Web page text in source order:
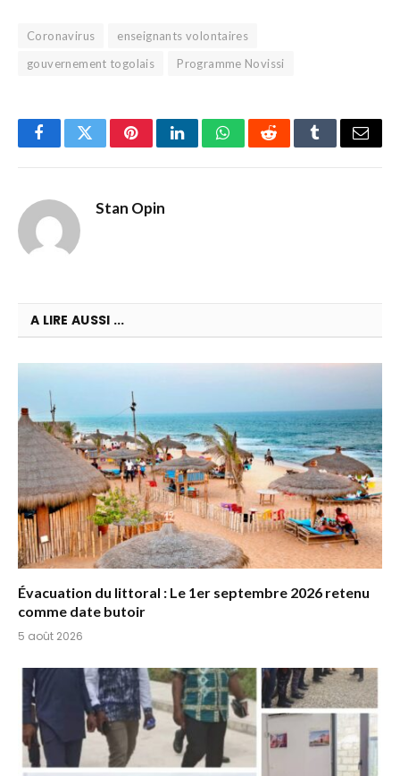
Coronavirus
enseignants volontaires
gouvernement togolais
Programme Novissi
FacebookTwitterPinterestLinkedInWhatsAppRedditTumblrEmail
Stan Opin
A LIRE AUSSI ...
Évacuation du littoral : Le 1er septembre 2026 retenu
comme date butoir
5 août 2026